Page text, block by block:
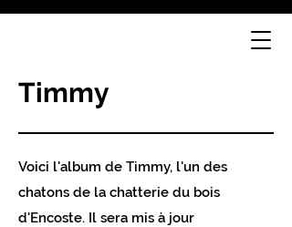
Timmy
Voici l'album de Timmy, l'un des
chatons de la chatterie du bois
d'Encoste. Il sera mis à jour